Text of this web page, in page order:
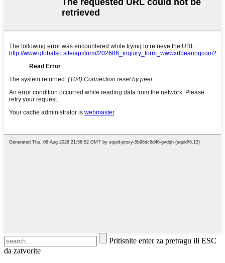
Pritisnite enter za pretragu ili ESC
da zatvorite